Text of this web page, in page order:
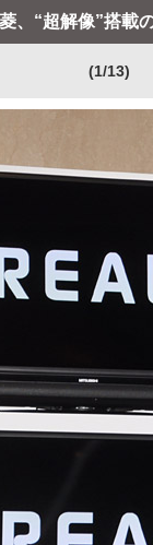
、“超解像”搭載
(1/13)